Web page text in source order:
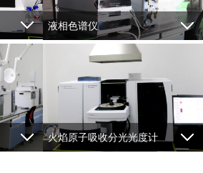
液相色谱仪
火焰原子吸收分光光度计